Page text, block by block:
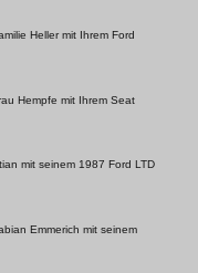
Heller mit Ihrem Ford
Hempfe mit Ihrem Seat
mit seinem 1987 Ford LTD
Emmerich mit seinem